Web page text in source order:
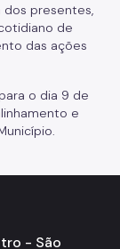
presentes,
de
das ações
o dia 9 de
e
- São